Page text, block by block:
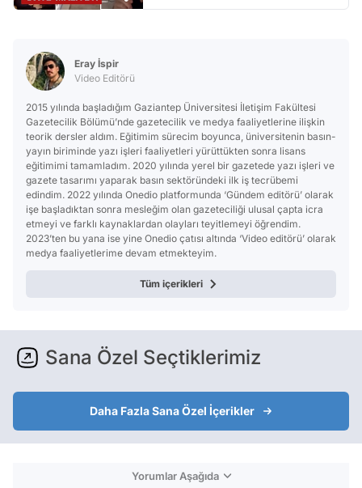
Eray İspir
Video Editörü
2015 yılında başladığım Gaziantep Üniversitesi İletişim Fakültesi
Gazetecilik Bölümü’nde gazetecilik ve medya faaliyetlerine ilişkin
teorik dersler aldım. Eğitimim sürecim boyunca, üniversitenin basın-
yayın biriminde yazı işleri faaliyetleri yürüttükten sonra lisans
eğitimimi tamamladım. 2020 yılında yerel bir gazetede yazı işleri ve
gazete tasarımı yaparak basın sektöründeki ilk iş tecrübemi
edindim. 2022 yılında Onedio platformunda ‘Gündem editörü’ olarak
işe başladıktan sonra mesleğim olan gazeteciliği ulusal çapta icra
etmeyi ve farklı kaynaklardan olayları teyitlemeyi öğrendim.
2023’ten bu yana ise yine Onedio çatısı altında ‘Video editörü’ olarak
medya faaliyetlerime devam etmekteyim.
Tüm içerikleri
Sana Özel Seçtiklerimiz
Daha Fazla Sana Özel İçerikler
Yorumlar Aşağıda